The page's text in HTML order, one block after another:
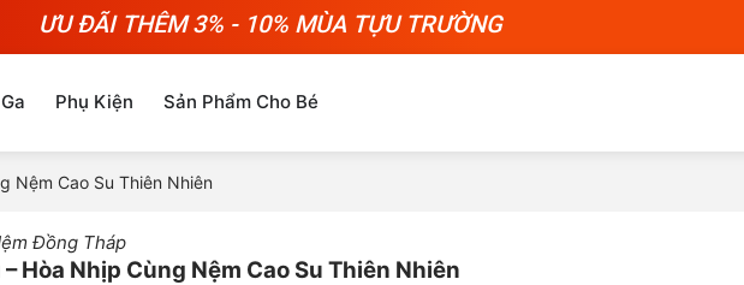
ƯU ĐÃI THÊM 3% - 10% MÙA TỰU TRƯỜNG
Phụ Kiện Sản Phẩm Cho Bé
Nệm Cao Su Thiên Nhiên
Đồng Tháp
Hòa Nhịp Cùng Nệm Cao Su Thiên Nhiên